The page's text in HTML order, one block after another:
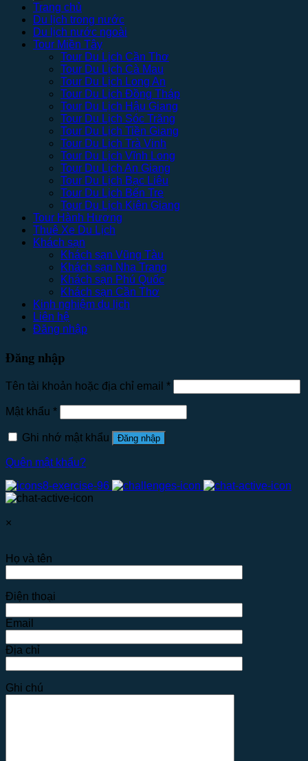
Trang chủ
Du lịch trong nước
Du lịch nước ngoài
Tour Miền Tây
Tour Du Lịch Cần Thơ
Tour Du Lịch Cà Mau
Tour Du Lịch Long An
Tour Du Lịch Đồng Tháp
Tour Du Lịch Hậu Giang
Tour Du Lịch Sóc Trăng
Tour Du Lịch Tiền Giang
Tour Du Lịch Trà Vinh
Tour Du Lịch Vĩnh Long
Tour Du Lịch An Giang
Tour Du Lịch Bạc Liêu
Tour Du Lịch Bến Tre
Tour Du Lịch Kiên Giang
Tour Hành Hương
Thuê Xe Du Lịch
Khách sạn
Khách sạn Vũng Tàu
Khách sạn Nha Trang
Khách sạn Phú Quốc
Khách sạn Cần Thơ
Kinh nghiệm du lịch
Liên hệ
Đăng nhập
Đăng nhập
Tên tài khoản hoặc địa chỉ email *
Mật khẩu *
Ghi nhớ mật khẩu Đăng nhập
Quên mật khẩu?
×
Họ và tên
Điện thoại
Email
Địa chỉ
Ghi chú